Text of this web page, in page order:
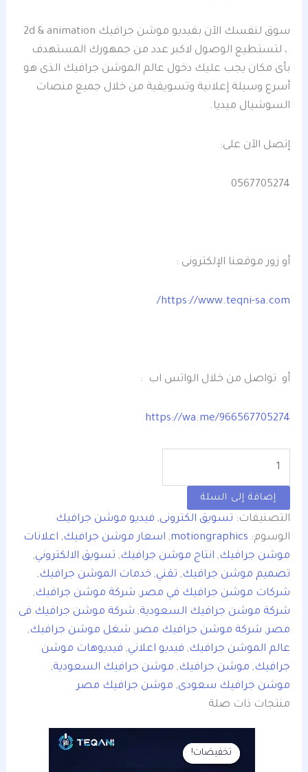
سوق لنفسك الآن بفيديو موشن جرافيك 2d & animation
، لتستطيع الوصول لاكبر عدد من جمهورك المستهدف
بأى مكان يجب عليك دخول عالم الموشن جرافيك الذى هو
أسرع وسيلة إعلانية وتسويقية من خلال جميع منصات
السوشيال ميديا.
إتصل الآن على:
0567705274
أو زور موقعنا الإلكترونى :
https://www.teqni-sa.com/
أو تواصل من خلال الواتس اب :
https://wa.me/966567705274
إضافة إلى السلة
التصنيفات: تسويق الكترونى, فيديو موشن جرافيك
الوسوم: motiongraphics
, اسعار موشن جرافيك, اعلانات
موشن جرافيك, انتاج موشن جرافيك, تسويق الالكتروني,
تصميم موشن جرافيك, تقني,خدمات الموشن جرافيك,
شركات موشن جرافيك في مصر, شركة موشن جرافيك,
شركة موشن جرافيك السعودية, شركة موشن جرافيك فى
مصر, شركة موشن جرافيك مصر, شغل موشن جرافيك,
عالم الموشن جرافيك, فيديو اعلاني, فيديوهات موشن
جرافيك, موشن جرافيك, موشن جرافيك السعودية,
موشن جرافيك سعودى, موشن جرافيك مصر
منتجات ذات صلة
تخفيضات!
تخفيضات!
الأصلي
هو:
الحالي